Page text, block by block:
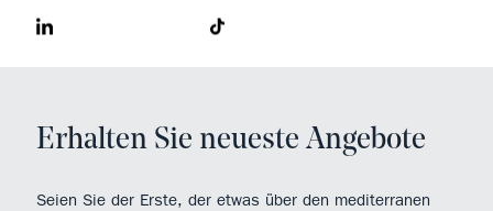
Erhalten Sie neueste Angebote
Seien Sie der Erste, der etwas über den mediterranen